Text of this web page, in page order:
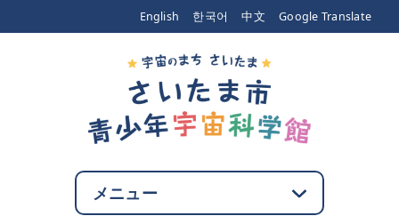
English 한국어 中文 Google Translate
メニュー